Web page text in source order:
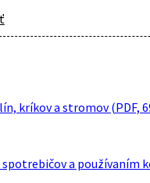
kríkov a stromov (PDF,
a používaním